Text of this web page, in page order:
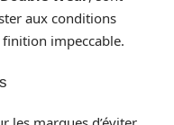
aux conditions
impeccable.